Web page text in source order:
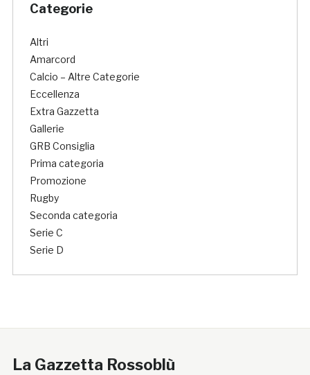
Categorie
Altri
Amarcord
Calcio – Altre Categorie
Eccellenza
Extra Gazzetta
Gallerie
GRB Consiglia
Prima categoria
Promozione
Rugby
Seconda categoria
Serie C
Serie D
La Gazzetta Rossoblù